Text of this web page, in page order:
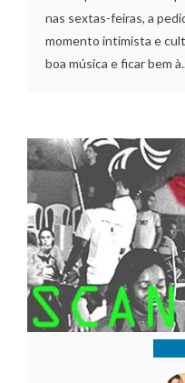
nas sextas-feiras, a
momento intimista e
boa música e ficar bem